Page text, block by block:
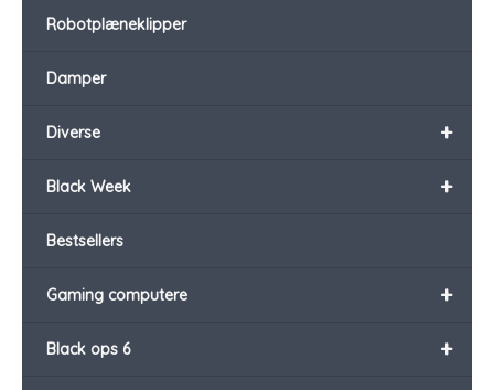
Robotplæneklipper
Damper
+
Diverse
+
Black Week
Bestsellers
+
Gaming computere
+
Black ops 6